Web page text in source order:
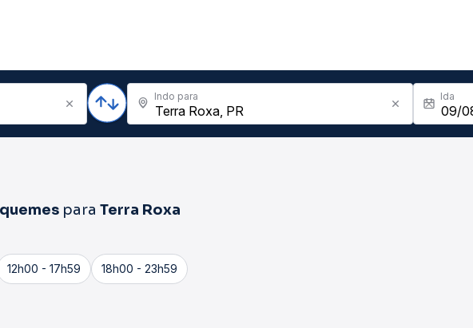
Indo para Ida
para Terra Roxa
12h00 - 17h59 18h00 - 23h59